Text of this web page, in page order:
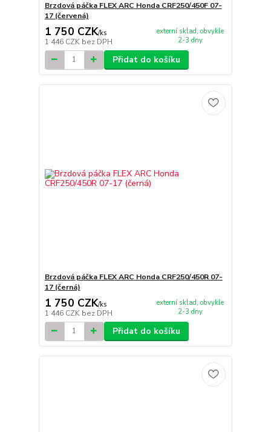
Brzdová páčka FLEX ARC Honda CRF250/450F 07-
17 (červená)
1 750 CZK/ks
1 446 CZK bez DPH
externí sklad, obvykle
2-3 dny
Přidat do košíku
Brzdová páčka FLEX ARC Honda CRF250/450R 07-
17 (černá)
1 750 CZK/ks
1 446 CZK bez DPH
externí sklad, obvykle
2-3 dny
Přidat do košíku